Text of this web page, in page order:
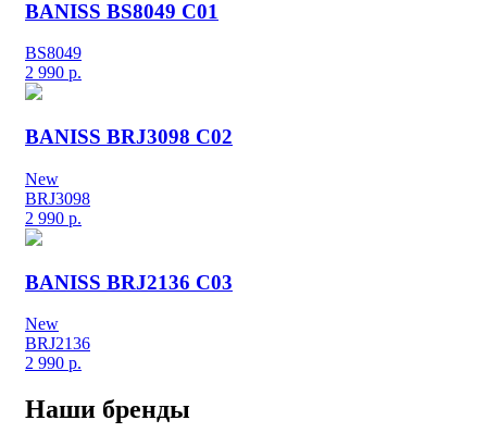
BANISS BS8049 C01
BS8049
2 990 р.
BANISS BRJ3098 C02
New
BRJ3098
2 990 р.
BANISS BRJ2136 C03
New
BRJ2136
2 990 р.
Наши бренды